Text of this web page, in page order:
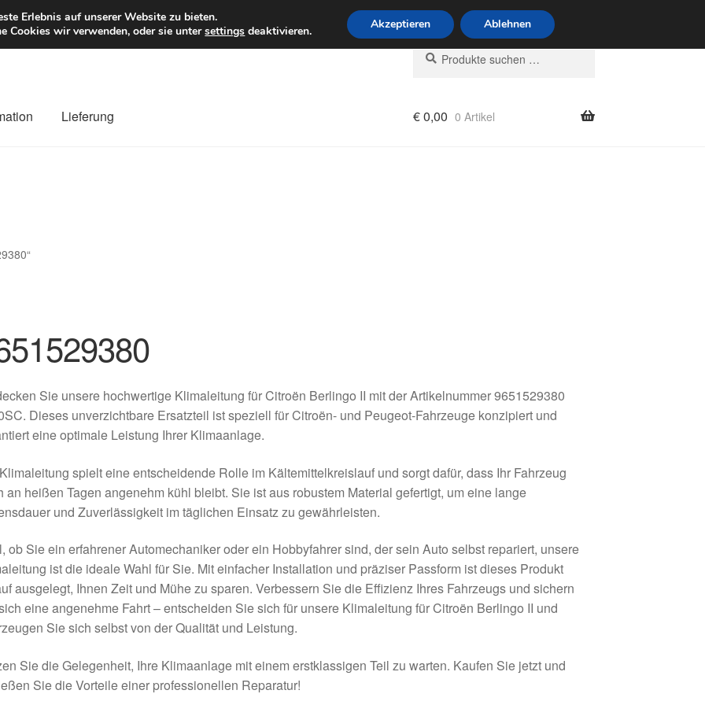
EUR Mo–Fr 9–16 Uhr · 0175 7465658
Suchen
nach:
Suchen
Lieferung €0,00 0 Artikel
Sie unsere hochwertige Klimaleitung für Citroën Berlingo II mit der Artikelnummer 9651529380
Dieses unverzichtbare Ersatzteil ist speziell für Citroën- und Peugeot-Fahrzeuge konzipiert und
eine optimale Leistung Ihrer Klimaanlage.
spielt eine entscheidende Rolle im Kältemittelkreislauf und sorgt dafür, dass Ihr Fahrzeug
an heißen Tagen angenehm kühl bleibt. Sie ist aus robustem Material gefertigt, um eine lange
und Zuverlässigkeit im täglichen Einsatz zu gewährleisten.
ob Sie ein erfahrener Automechaniker oder ein Hobbyfahrer sind, der sein Auto selbst repariert, unsere
ist die ideale Wahl für Sie. Mit einfacher Installation und präziser Passform ist dieses Produkt
ausgelegt, Ihnen Zeit und Mühe zu sparen. Verbessern Sie die Effizienz Ihres Fahrzeugs und sichern
eine angenehme Fahrt – entscheiden Sie sich für unsere Klimaleitung für Citroën Berlingo II und
Sie sich selbst von der Qualität und Leistung.
Sie die Gelegenheit, Ihre Klimaanlage mit einem erstklassigen Teil zu warten. Kaufen Sie jetzt und
Sie die Vorteile einer professionellen Reparatur!
Erlebnis auf unserer Website zu bieten.
Cookies wir verwenden, oder sie untersettings deaktivieren. Akzeptieren Ablehnen